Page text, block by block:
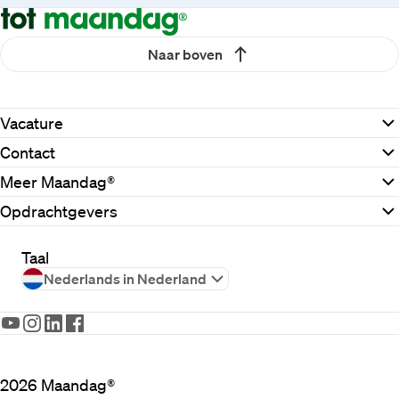
Goede regie voorkomt ruis, versnelt
besluitvorming en helpt kosten beheersen. Dat
maakt het vak casemanagement mensgericht én
zakelijk relevant.
Casemanager dementie: regie voor cliënt
en mantelzorger
Diezelfde regie is net zo cruciaal in de
dementiezorg. Een casemanager dementie
(dementieconsulent of trajectbegeleider)
mantelzorger bij keuzes, indicaties en het
hulpverleningsproces.
Een opleiding casemanagement dementie legt
vaak nadruk op interdisciplinaire hulpverlening,
Afhankelijk van je rol kan registratie in het
Naar boven
Vacature
Contact
Meer Maandag®
Opdrachtgevers
Taal
Nederlands in Nederland
2026 Maandag®